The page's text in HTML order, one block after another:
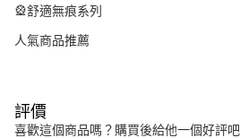
🎡舒適無痕系列
人氣商品推薦
評價
喜歡這個商品嗎？購買後給他一個好評吧